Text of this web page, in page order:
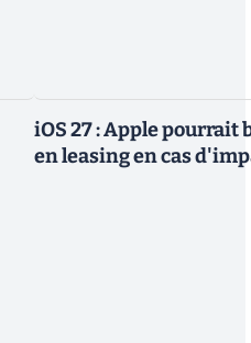
iOS 27 : Apple pourrait
en leasing en cas